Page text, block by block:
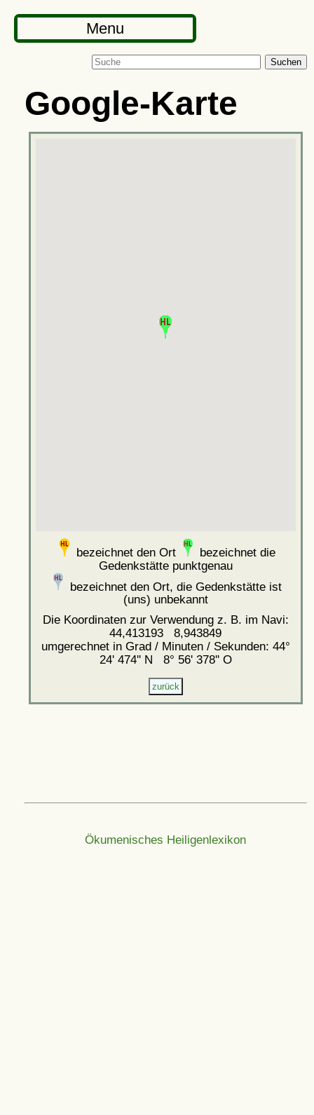
Menu
Suchen
Google-Karte
bezeichnet den Ort
bezeichnet die
Gedenkstätte punktgenau
bezeichnet den Ort, die Gedenkstätte ist
(uns) unbekannt
Die Koordinaten zur Verwendung z. B. im Navi:
44,413193 8,943849
umgerechnet in Grad / Minuten / Sekunden: 44°
24' 474'' N 8° 56' 378'' O
Ökumenisches Heiligenlexikon